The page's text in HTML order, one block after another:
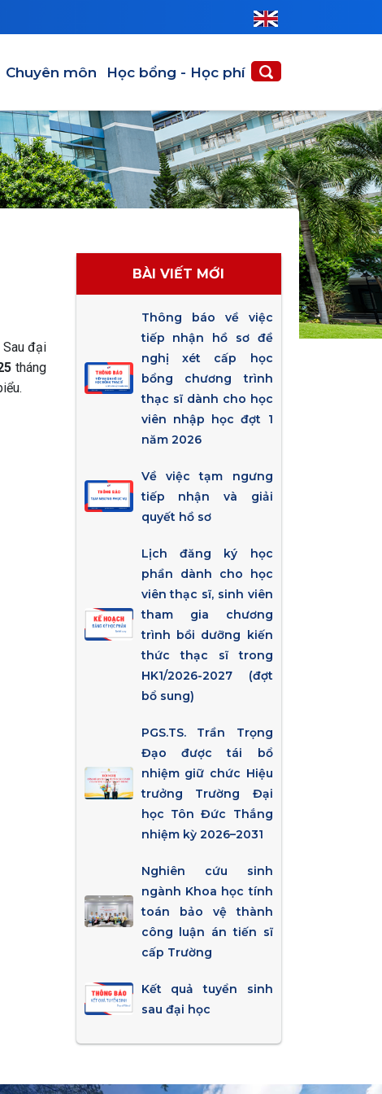
Chuyên môn Học bổng - Học phí
đại
tháng
BÀI VIẾT MỚI
Thông báo về việc
tiếp nhận hồ sơ đề
nghị xét cấp học
bổng chương trình
thạc sĩ dành cho học
viên nhập học đợt 1
năm 2026
Về việc tạm ngưng
tiếp nhận và giải
quyết hồ sơ
Lịch đăng ký học
phần dành cho học
viên thạc sĩ, sinh viên
tham gia chương
trình bồi dưỡng kiến
thức thạc sĩ trong
HK1/2026-2027 (đợt
bổ sung)
PGS.TS. Trần Trọng
Đạo được tái bổ
nhiệm giữ chức Hiệu
trưởng Trường Đại
học Tôn Đức Thắng
nhiệm kỳ 2026–2031
Nghiên cứu sinh
ngành Khoa học tính
toán bảo vệ thành
công luận án tiến sĩ
cấp Trường
Kết quả tuyển sinh
sau đại học